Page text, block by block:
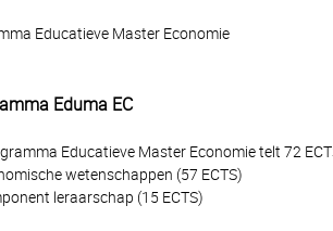
Educatieve Master Economie
Eduma EC
Educatieve Master Economie telt 72
wetenschappen (57 ECTS)
leraarschap (15 ECTS)